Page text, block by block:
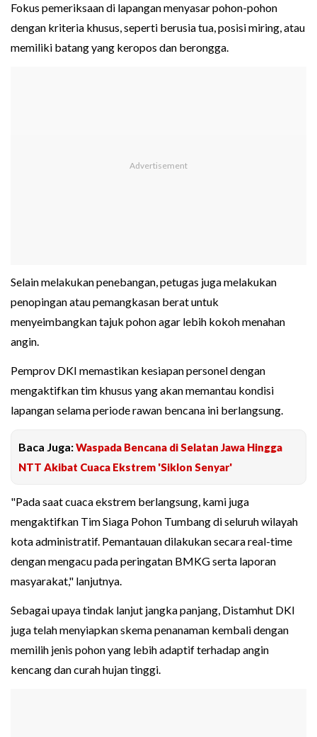
Fokus pemeriksaan di lapangan menyasar pohon-pohon
dengan kriteria khusus, seperti berusia tua, posisi miring, atau
memiliki batang yang keropos dan berongga.
Selain melakukan penebangan, petugas juga melakukan
penopingan atau pemangkasan berat untuk
menyeimbangkan tajuk pohon agar lebih kokoh menahan
angin.
Pemprov DKI memastikan kesiapan personel dengan
mengaktifkan tim khusus yang akan memantau kondisi
lapangan selama periode rawan bencana ini berlangsung.
Baca Juga:Waspada Bencana di Selatan Jawa Hingga
NTT Akibat Cuaca Ekstrem 'Siklon Senyar'
"Pada saat cuaca ekstrem berlangsung, kami juga
mengaktifkan Tim Siaga Pohon Tumbang di seluruh wilayah
kota administratif. Pemantauan dilakukan secara real-time
dengan mengacu pada peringatan BMKG serta laporan
masyarakat," lanjutnya.
Sebagai upaya tindak lanjut jangka panjang, Distamhut DKI
juga telah menyiapkan skema penanaman kembali dengan
memilih jenis pohon yang lebih adaptif terhadap angin
kencang dan curah hujan tinggi.